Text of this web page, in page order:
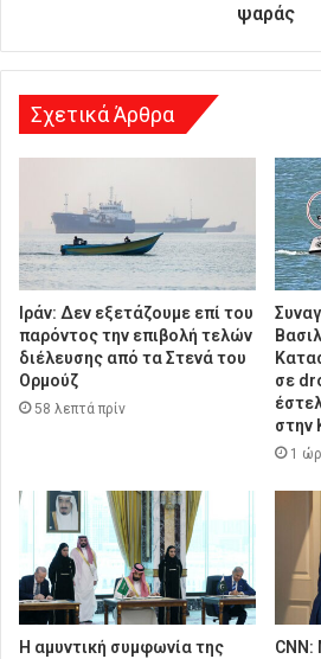
σ
ψαράς
Σχετικά Άρθρα
Ιράν: Δεν εξετάζουμε επί του
παρόντος την επιβολή τελών
διέλευσης από τα Στενά του
Ορμούζ
58 λεπτά πρίν
σε
στην
1
Η αμυντική συμφωνία της
CNN: